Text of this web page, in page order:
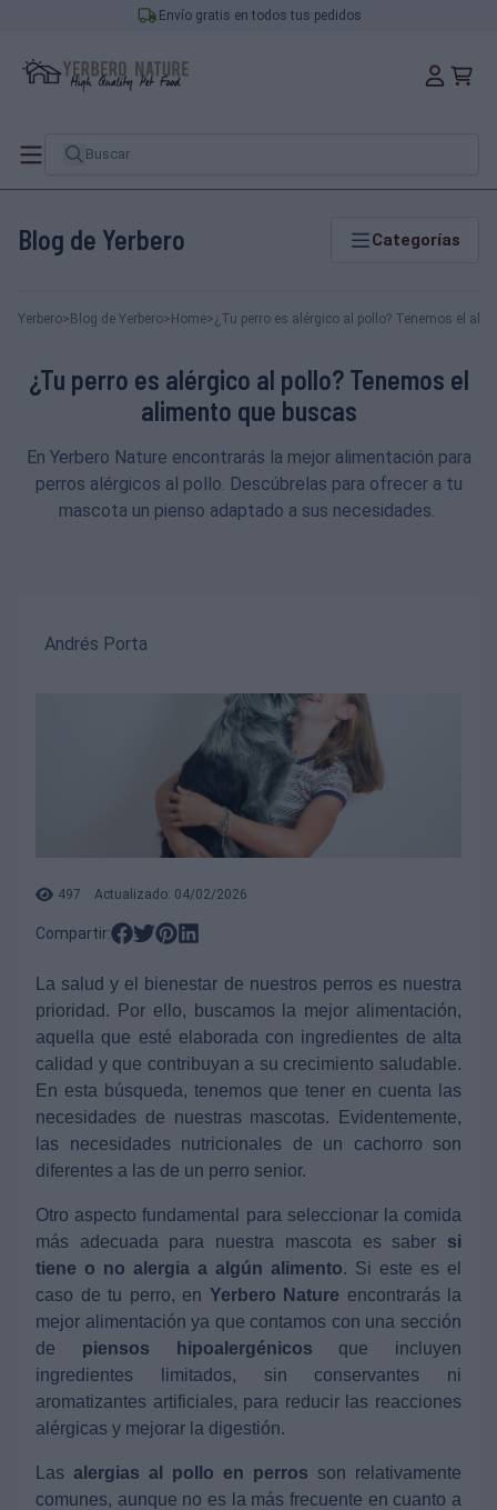
Envío gratis en todos tus pedidos
Blog de Yerbero Categorías
Yerbero> Blog de Yerbero> Home>¿Tu perro es alérgico al pollo? Tenemos el
¿Tu perro es alérgico al pollo? Tenemos el
alimento que buscas
En Yerbero Nature encontrarás la mejor alimentación para
perros alérgicos al pollo. Descúbrelas para ofrecer a tu
mascota un pienso adaptado a sus necesidades.
Andrés Porta
497 Actualizado: 04/02/2026
Compartir:
La salud y el bienestar de nuestros perros es nuestra
prioridad. Por ello, buscamos la mejor alimentación,
aquella que esté elaborada con ingredientes de alta
calidad y que contribuyan a su crecimiento saludable.
En esta búsqueda, tenemos que tener en cuenta las
necesidades de nuestras mascotas. Evidentemente,
las necesidades nutricionales de un cachorro son
diferentes a las de un perro senior.
Otro aspecto fundamental para seleccionar la comida
más adecuada para nuestra mascota es saber si
tiene o no alergia a algún alimento. Si este es el
caso de tu perro, en Yerbero Nature encontrarás la
mejor alimentación ya que contamos con una sección
de piensos hipoalergénicos que incluyen
ingredientes limitados, sin conservantes ni
aromatizantes artificiales, para reducir las reacciones
alérgicas y mejorar la digestión.
Las alergias al pollo en perros son relativamente
comunes, aunque no es la más frecuente en cuanto a